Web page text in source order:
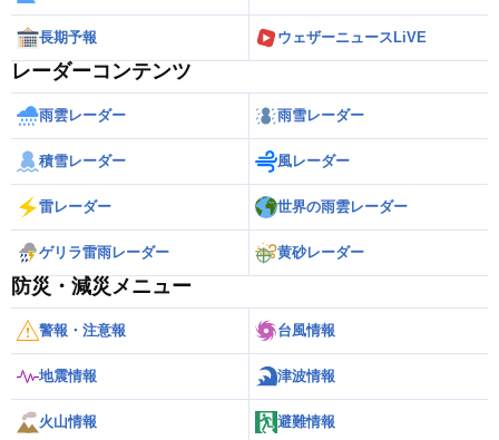
長期予報 ウェザーニュースLiVE
レーダーコンテンツ
雨雲レーダー 雨雪レーダー
積雪レーダー 風レーダー
雷レーダー 世界の雨雲レーダー
ゲリラ雷雨レーダー 黄砂レーダー
防災・減災メニュー
警報・注意報 台風情報
地震情報 津波情報
火山情報 避難情報